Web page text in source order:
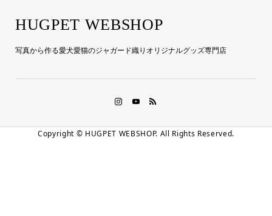
HUGPET WEBSHOP
写真から作る愛犬愛猫のジャガード織りオリジナルグッズ専門店
Copyright © HUGPET WEBSHOP. All Rights Reserved.